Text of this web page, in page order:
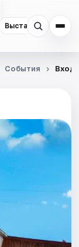
Выставки
События